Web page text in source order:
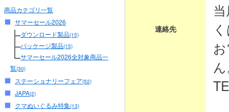
商品カテゴリ一覧
サマーセール2026
ダウンロード製品(15)
パッケージ製品(15)
サマーセール2026全対象商品一
覧(30)
ステーショナリーフェア(52)
JAPA(2)
クマぬいぐるみ特集(13)
連絡先